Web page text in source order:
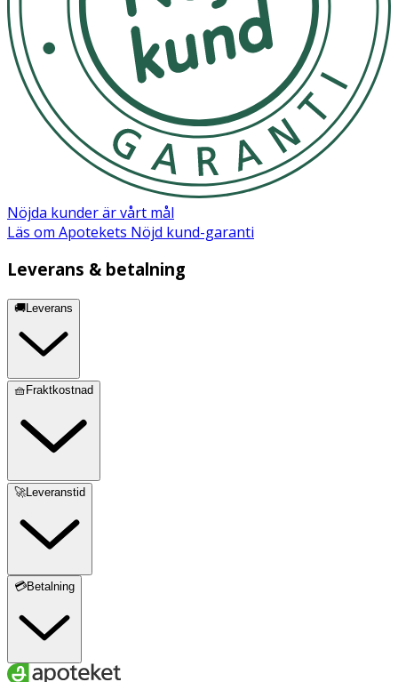
Nöjda kunder är vårt mål
Läs om Apotekets Nöjd kund-garanti
Leverans & betalning
🚚Leverans
🧺Fraktkostnad
🚀Leveranstid
💳Betalning